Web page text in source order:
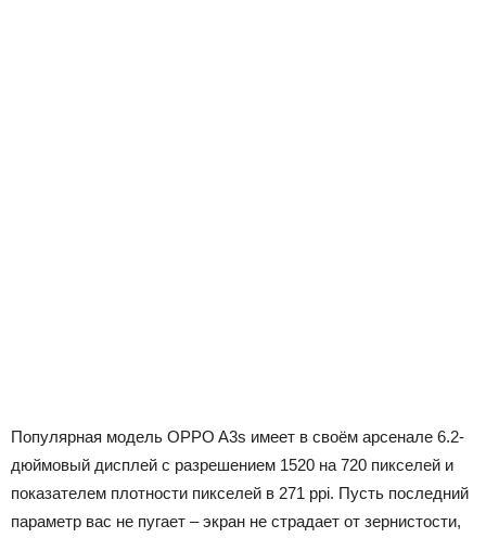
Популярная модель OPPO A3s имеет в своём арсенале 6.2-
дюймовый дисплей с разрешением 1520 на 720 пикселей и
показателем плотности пикселей в 271 ppi. Пусть последний
параметр вас не пугает – экран не страдает от зернистости,